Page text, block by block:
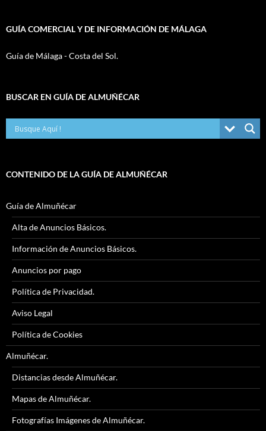
GUÍA COMERCIAL Y DE INFORMACIÓN DE MÁLAGA
Guía de Málaga - Costa del Sol.
BUSCAR EN GUÍA DE ALMUÑÉCAR
CONTENIDO DE LA GUÍA DE ALMUÑÉCAR
Guía de Almuñécar
Alta de Anuncios Básicos.
Información de Anuncios Básicos.
Anuncios por pago
Política de Privacidad.
Aviso Legal
Política de Cookies
Almuñécar.
Distancias desde Almuñécar.
Mapas de Almuñécar.
Fotografías Imágenes de Almuñécar.